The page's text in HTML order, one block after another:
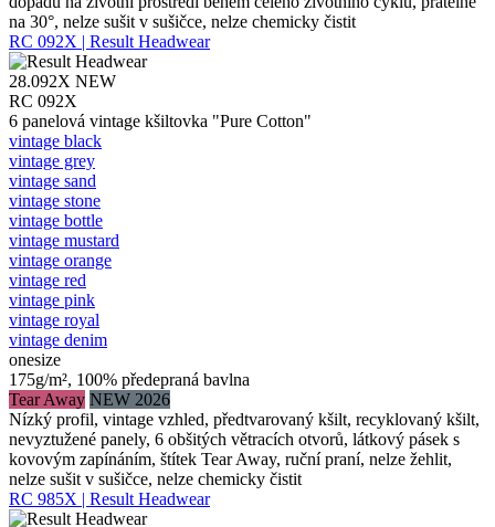
na 30°, nelze sušit v sušičce, nelze chemicky čistit
RC 092X | Result Headwear
28.092X NEW
RC 092X
6 panelová vintage kšiltovka "Pure Cotton"
vintage black
vintage grey
vintage sand
vintage stone
vintage bottle
vintage mustard
vintage orange
vintage red
vintage pink
vintage royal
vintage denim
onesize
175g/m², 100% předepraná bavlna
Tear Away NEW 2026
Nízký profil, vintage vzhled, předtvarovaný kšilt, recyklovaný kšilt,
nevyztužené panely, 6 obšitých větracích otvorů, látkový pásek s
kovovým zapínáním, štítek Tear Away, ruční praní, nelze žehlit,
nelze sušit v sušičce, nelze chemicky čistit
RC 985X | Result Headwear